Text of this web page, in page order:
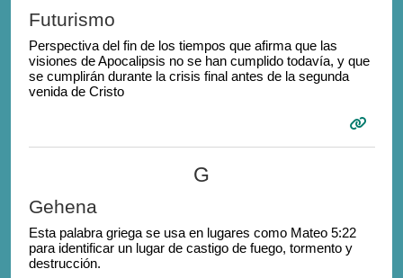
Futurismo
Perspectiva del fin de los tiempos que afirma que las
visiones de Apocalipsis no se han cumplido todavía, y que
se cumplirán durante la crisis final antes de la segunda
venida de Cristo
G
Gehena
Esta palabra griega se usa en lugares como Mateo 5:22
para identificar un lugar de castigo de fuego, tormento y
destrucción.